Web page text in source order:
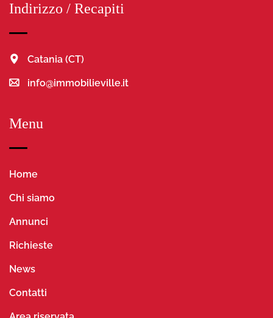
Indirizzo / Recapiti
Catania (CT)
info@immobilieville.it
Menu
Home
Chi siamo
Annunci
Richieste
News
Contatti